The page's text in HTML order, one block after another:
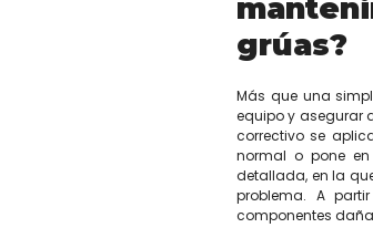
grúas?
Más que una
equipo y asegurar
correctivo se
normal o pone
detallada, en la
problema. A
componentes